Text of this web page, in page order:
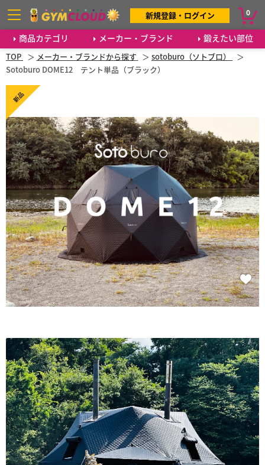
商品カテゴリ メーカー・ブランド 鍛えたい部位
新規登録・ログイン 0
TOP メーカー・ブランドから探す
sotoburo（ソトブロ）
Sotoburo DOME12 テント単品（ブラック）
新品